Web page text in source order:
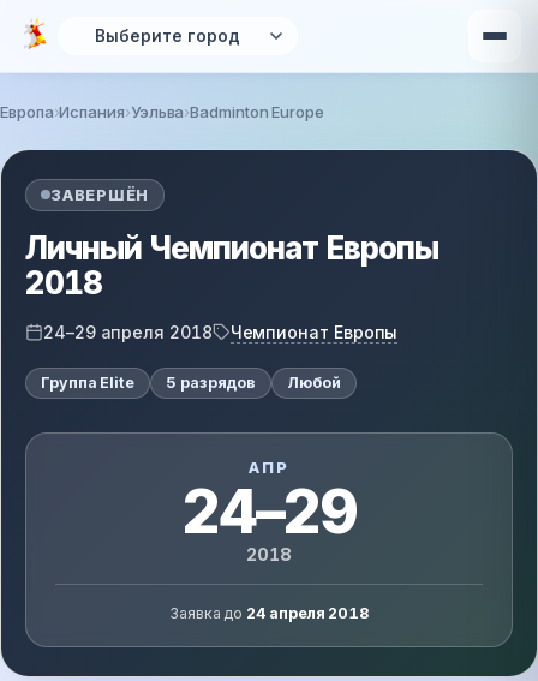
Перейти к основному содержанию
Вы здесь
Европа Испания Уэльва Badminton Europe
ЗАВЕРШЁН
Личный Чемпионат Европы
2018
24–29 апреля 2018 Чемпионат Европы
Группа Elite 5 разрядов Любой
АПР
24–29
2018
Заявка до 24 апреля 2018